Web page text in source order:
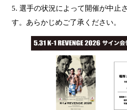
5. 選手の状況によって開催が中止
す。あらかじめご了承ください。